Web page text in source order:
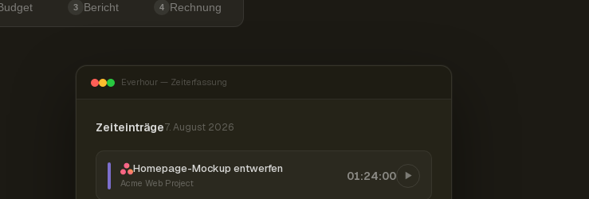
3 Bericht 4 Rechnung
Everhour — Zeiterfassung
Zeiteinträge7. August 2026
Homepage-Mockup entwerfen
Acme Web Project
01:24:00